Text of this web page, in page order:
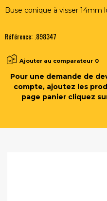
Buse conique à visser 14mm
Référence: .898347
Ajouter au comparateur 0
Pour une demande de
compte, ajoutez les
page panier cliquez